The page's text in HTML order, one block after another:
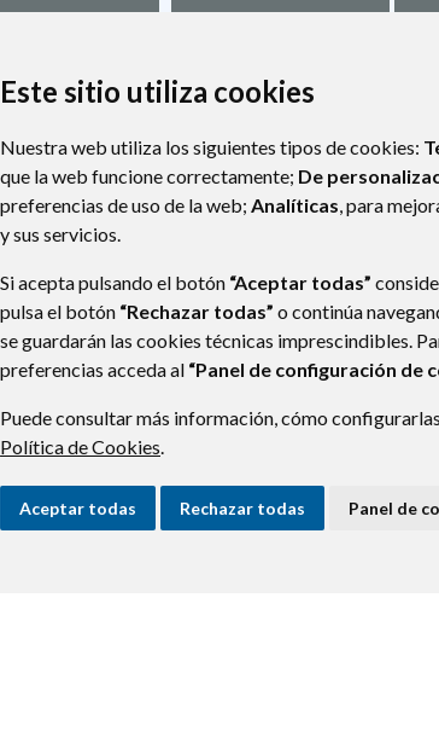
Este sitio utiliza cookies
Nuestra web utiliza los siguientes tipos de cookies:
que la web funcione correctamente; De
preferencias de uso de la web; Analíticas, para
y sus servicios.
Si acepta pulsando el botón “Aceptar todas”
pulsa el botón “Rechazar todas” o continúa
se guardarán las cookies técnicas imprescindibles.
preferencias acceda al “Panel de configuración de
Puede consultar más información, cómo
Política de Cookies.
Aceptar todas Rechazar todas Panel de
CALDEARENAS (HUESCA)